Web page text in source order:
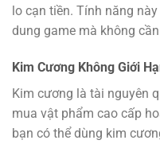
lo cạn tiền. Tính năng
dung game mà không
Kim Cương Không Giới
Kim cương là tài nguyên
mua vật phẩm cao cấp
bạn có thể dùng kim